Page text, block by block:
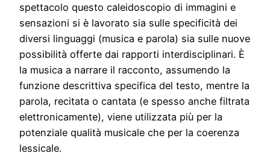
spettacolo questo caleidoscopio di immagini e
sensazioni si è lavorato sia sulle specificità dei
diversi linguaggi (musica e parola) sia sulle nuove
possibilità offerte dai rapporti interdisciplinari. È
la musica a narrare il racconto, assumendo la
funzione descrittiva specifica del testo, mentre la
parola, recitata o cantata (e spesso anche filtrata
elettronicamente), viene utilizzata più per la
potenziale qualità musicale che per la coerenza
lessicale.